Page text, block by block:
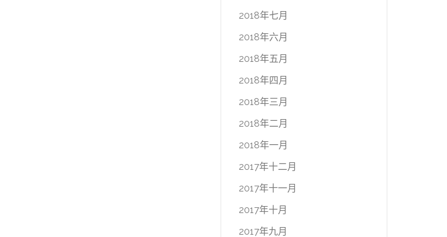
2018年七月
2018年六月
2018年五月
2018年四月
2018年三月
2018年二月
2018年一月
2017年十二月
2017年十一月
2017年十月
2017年九月